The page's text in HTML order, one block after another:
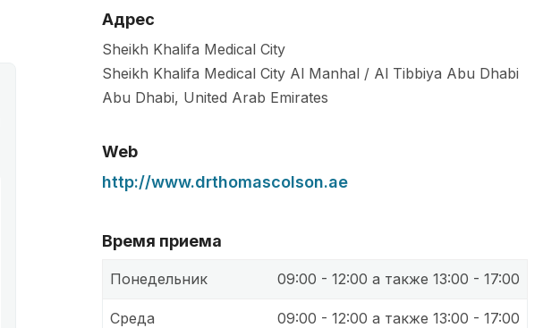
Адрес
Sheikh Khalifa Medical City
Sheikh Khalifa Medical City Al Manhal / Al Tibbiya Abu Dhabi
Abu Dhabi, United Arab Emirates
Web
http://www.drthomascolson.ae
Время приема
Понедельник 09:00 - 12:00 а также 13:00 - 17:00
Среда 09:00 - 12:00 а также 13:00 - 17:00